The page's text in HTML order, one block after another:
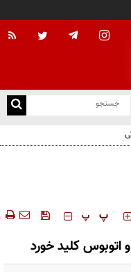
‍‍‍ پ پ
اتوبوس کلید خورد